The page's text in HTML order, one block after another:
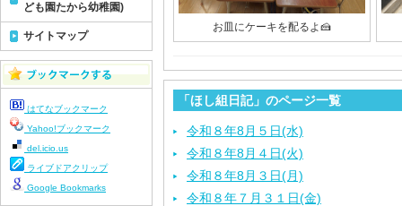
お皿にケーキを配るよ🍰
「ほし組日記」のページ一覧
令和８年8月５日(水)
令和８年8月４日(火)
令和８年8月３日(月)
令和８年７月３１日(金)
ども園たから幼稚園)
サイトマップ
はてなブックマーク
Yahoo!ブックマーク
del.icio.us
ライブドアクリップ
Google Bookmarks